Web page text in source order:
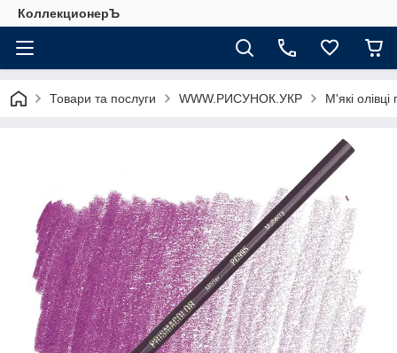
КоллекционерЪ
Товари та послуги WWW.РИСУНОК.УКР М'які